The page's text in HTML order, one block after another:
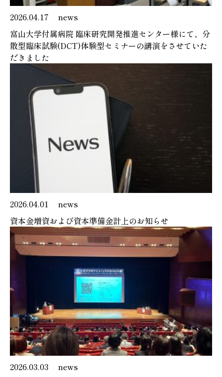
2026.04.17
news
富山大学付属病院 臨床研究開発推進センター様にて、分
散型臨床試験(DCT)体験型セミナーの講演をさせていた
だきました
2026.04.01
news
資本金増資および資本準備金計上のお知らせ
2026.03.03
news